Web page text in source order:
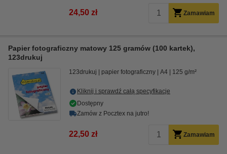
24,50 zł Zamawiam
Papier fotograficzny matowy 125 gramów (100 kartek),
123drukuj
123drukuj papier fotograficzny A4 125 g/m²
Kliknij i sprawdź całą specyfikacje
Dostępny
Zamów z Pocztex na jutro!
22,50 zł Zamawiam